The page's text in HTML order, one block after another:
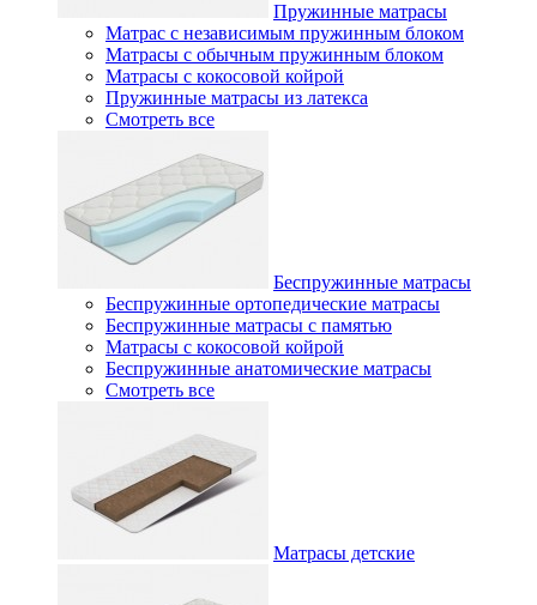
Пружинные матрасы
Матрас с независимым пружинным блоком
Матрасы с обычным пружинным блоком
Матрасы с кокосовой койрой
Пружинные матрасы из латекса
Смотреть все
Беспружинные матрасы
Беспружинные ортопедические матрасы
Беспружинные матрасы с памятью
Матрасы с кокосовой койрой
Беспружинные анатомические матрасы
Смотреть все
Матрасы детские